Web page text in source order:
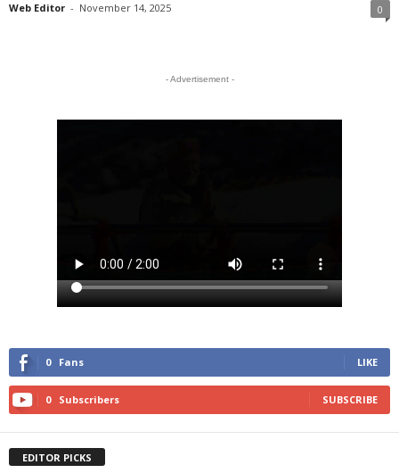
Web Editor - November 14, 2025 0
- Advertisement -
0 Fans LIKE
0 Subscribers SUBSCRIBE
EDITOR PICKS